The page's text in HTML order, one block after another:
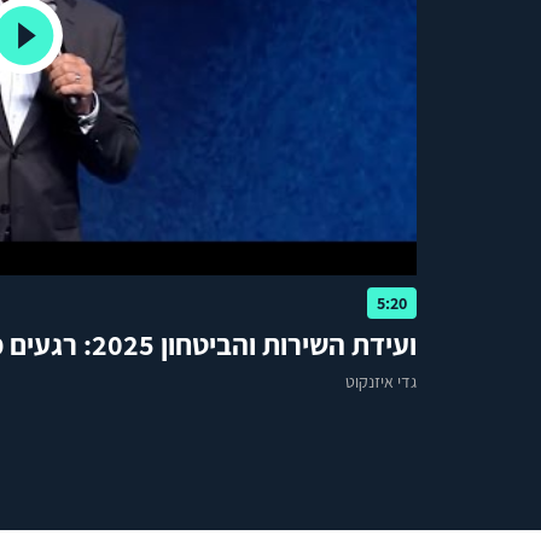
5:20
ועידת השירות והביטחון 2025: רגעים מהכנס
גדי איזנקוט